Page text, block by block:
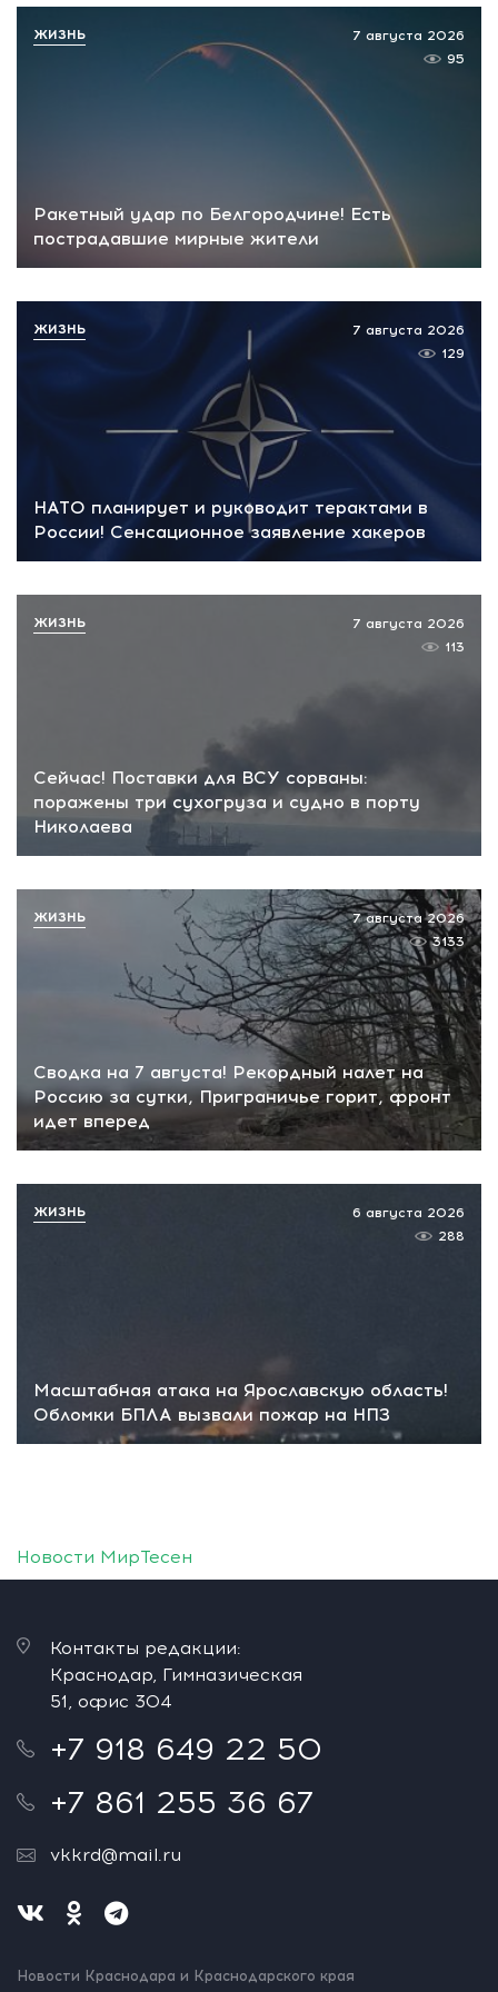
Ракетный удар по Белгородчине! Есть
пострадавшие мирные жители
7 августа 2026
95
ЖИЗНЬ
НАТО планирует и руководит терактами в
России! Сенсационное заявление хакеров
7 августа 2026
129
ЖИЗНЬ
Сейчас! Поставки для ВСУ сорваны:
поражены три сухогруза и судно в порту
Николаева
7 августа 2026
113
ЖИЗНЬ
Сводка на 7 августа! Рекордный налет на
Россию за сутки, Приграничье горит, фронт
идет вперед
7 августа 2026
3133
ЖИЗНЬ
Масштабная атака на Ярославскую область!
Обломки БПЛА вызвали пожар на НПЗ
6 августа 2026
288
ЖИЗНЬ
Новости МирТесен
Контакты редакции:
Краснодар, Гимназическая
51, офис 304
+7 918 649 22 50
+7 861 255 36 67
vkkrd@mail.ru
Новости Краснодара и Краснодарского края